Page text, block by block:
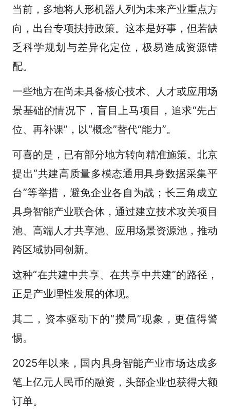
当前，多地将人形机器人列为未来产业重点方
向，出台专项扶持政策。这本是好事，但若缺
乏科学规划与差异化定位，极易造成资源错
配。
一些地方在尚未具备核心技术、人才或应用场
景基础的情况下，盲目上马项目，追求“先占
位、再补课”，以“概念”替代“能力”。
可喜的是，已有部分地方转向精准施策。北京
提出“共建高质量多模态通用具身数据采集平
台”等举措，避免企业各自为战；长三角成立
具身智能产业联合体，通过建立技术攻关项目
池、高端人才共享池、应用场景资源池，推动
跨区域协同创新。
这种“在共建中共享、在共享中共建”的路径，
正是产业理性发展的体现。
其二，资本驱动下的“攒局”现象，更值得警
惕。
2025年以来，国内具身智能产业市场达成多
笔上亿元人民币的融资，头部企业也获得大额
订单。